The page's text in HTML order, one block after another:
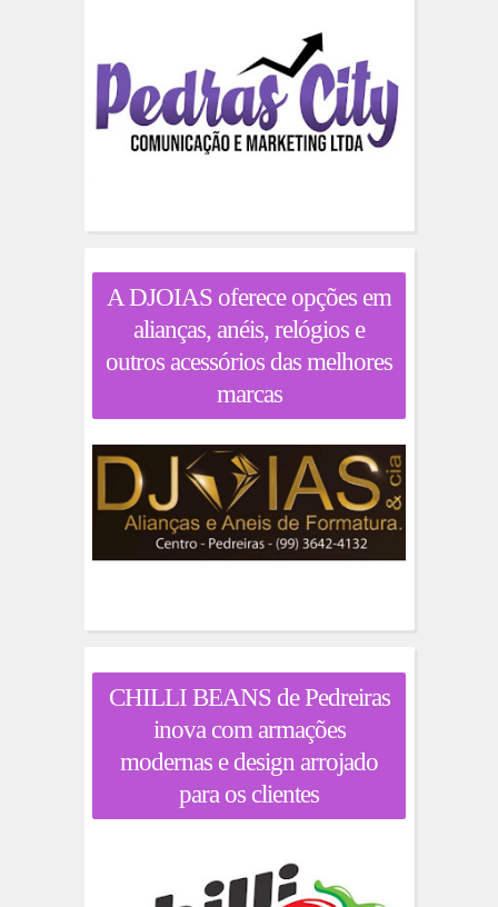
A DJOIAS oferece opções em
alianças, anéis, relógios e
outros acessórios das melhores
marcas
CHILLI BEANS de Pedreiras
inova com armações
modernas e design arrojado
para os clientes